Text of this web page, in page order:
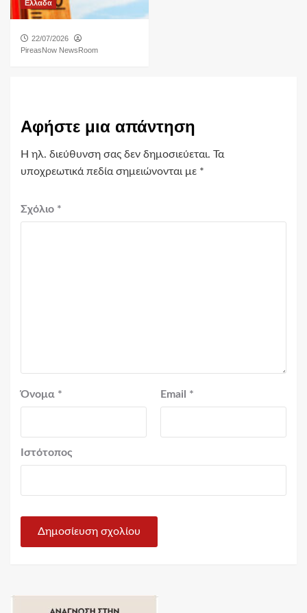
Ελλαδα
22/07/2026
PireasNow NewsRoom
Αφήστε μια απάντηση
Η ηλ. διεύθυνση σας δεν δημοσιεύεται. Τα
υποχρεωτικά πεδία σημειώνονται με *
Σχόλιο *
Όνομα * Email *
Ιστότοπος